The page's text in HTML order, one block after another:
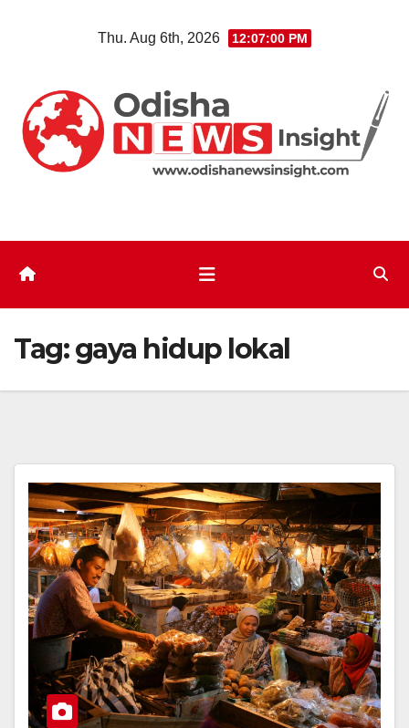
Thu. Aug 6th, 2026 12:07:00 PM
Tag:gaya hidup lokal